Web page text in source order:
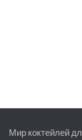
Мир коктейлей